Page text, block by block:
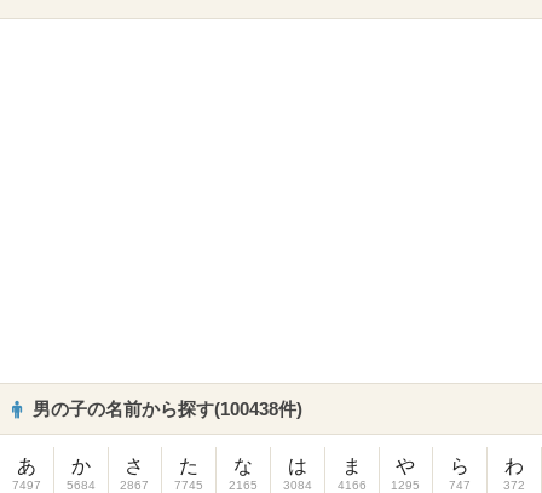
男の子の名前から探す(100438件)
あ
7497
か
5684
さ
2867
た
7745
な
2165
は
3084
ま
4166
や
1295
ら
747
わ
372